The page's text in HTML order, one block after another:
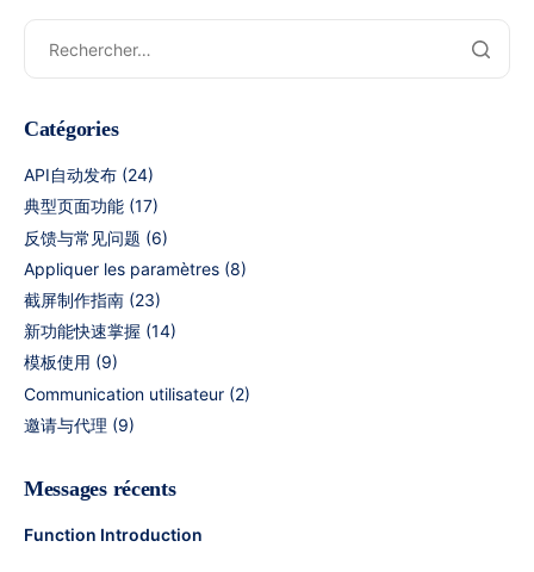
Catégories
API自动发布 (24)
典型页面功能 (17)
反馈与常见问题 (6)
Appliquer les paramètres (8)
截屏制作指南 (23)
新功能快速掌握 (14)
模板使用 (9)
Communication utilisateur (2)
邀请与代理 (9)
Messages récents
Function Introduction